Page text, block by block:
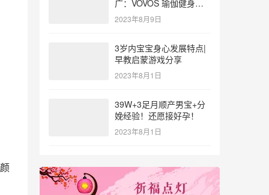
广：VOVOS 瑜伽健身服
参与北体大专业普拉提教
练培训
2023年8月9日
3岁内宝宝身心发展特点|
早教启蒙游戏分享
2023年8月1日
39W+3足月顺产男宝+分
娩经验！还愿接好孕！
2023年8月1日